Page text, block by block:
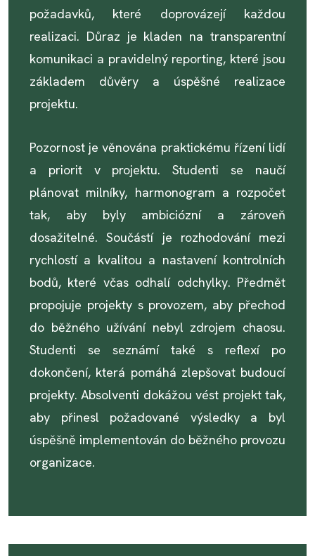
požadavků, které doprovázejí každou
realizaci. Důraz je kladen na transparentní
komunikaci a pravidelný reporting, které jsou
základem důvěry a úspěšné realizace
projektu.
Pozornost je věnována praktickému řízení lidí
a priorit v projektu. Studenti se naučí
plánovat milníky, harmonogram a rozpočet
tak, aby byly ambiciózní a zároveň
dosažitelné. Součástí je rozhodování mezi
rychlostí a kvalitou a nastavení kontrolních
bodů, které včas odhalí odchylky. Předmět
propojuje projekty s provozem, aby přechod
do běžného užívání nebyl zdrojem chaosu.
Studenti se seznámí také s reflexí po
dokončení, která pomáhá zlepšovat budoucí
projekty. Absolventi dokážou vést projekt tak,
aby přinesl požadované výsledky a byl
úspěšně implementován do běžného provozu
organizace.